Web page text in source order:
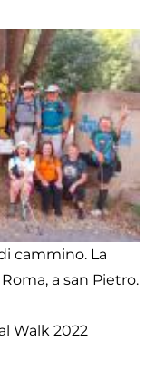
cammino. La
a san Pietro.
Walk 2022